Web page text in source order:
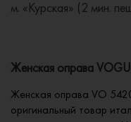
м. «Курская» (2 мин.
Женская оправа
Женская оправа VO
оригинальный товар